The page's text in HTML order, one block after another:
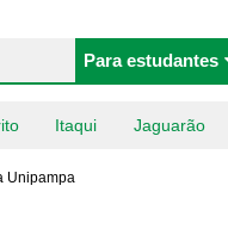
Para estudantes
Itaqui Jaguarão
Unipampa